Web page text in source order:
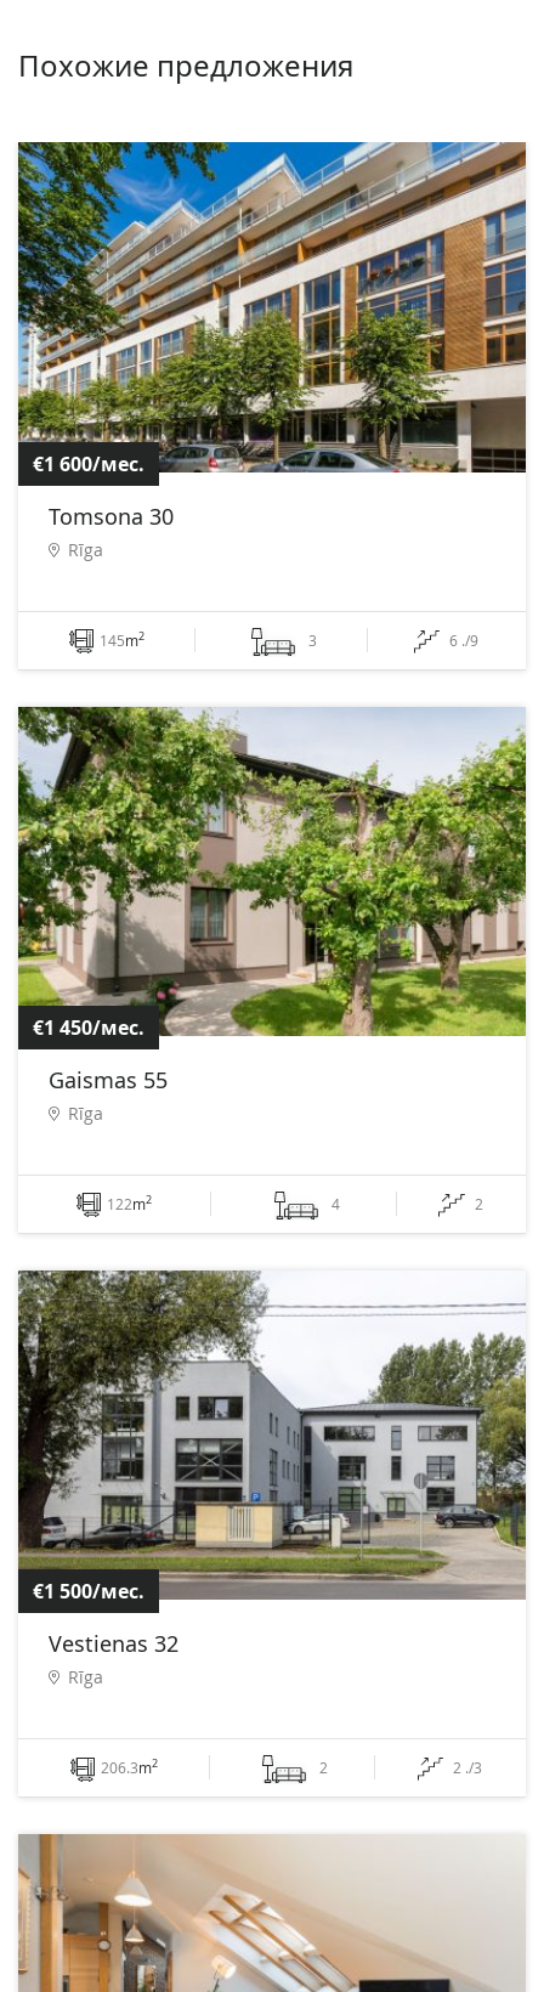
Похожие предложения
€1 600/мес.
Tomsona 30
Rīga
145m2 3 6 ./9
€1 450/мес.
Gaismas 55
Rīga
122m2 4 2
€1 500/мес.
Vestienas 32
Rīga
206.3m2 2 2 ./3